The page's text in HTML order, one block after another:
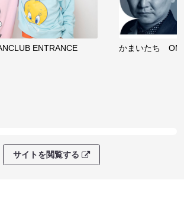
ENTRANCE かまいたち
サイトを閲覧する